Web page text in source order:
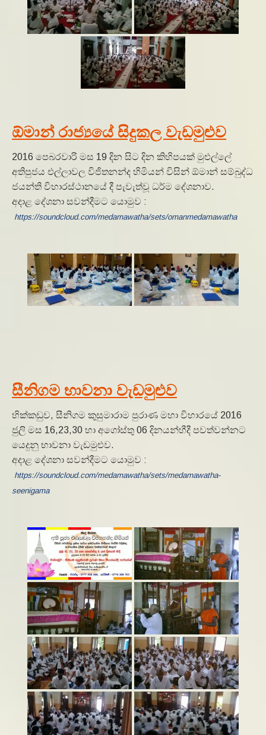
ඕමාන් රාජ්‍යයේ සිදුකල වැඩමුළුව
2016 පෙබරවාරි මස 19 දින සිට දින කිහිපයක් මුළුල්ලේ
අතිපුජය එල්ලාවල විජිතනන්ද හිමියන් විසින් ඕමාන් සම්බුද්ධ
ජයන්ති විහාරස්ථානයේ දී පැවැත්වූ ධර්ම දේශනාව.
අදාළ දේශනා සවන්දීමට යොමුව :
https://soundcloud.com/medamawatha/sets/omanmedamawatha
සීනිගම භාවනා වැඩමුළුව
හික්කඩුව, සීනිගම කුසුමාරාම පුරාණ මහා විහාරයේ 2016
ජුලි මස 16,23,30 හා අගෝස්තු 06 දිනයන්හීදී පවත්වන්නට
යෙදුනු භාවනා වැඩමුළුව.
අදාළ දේශනා සවන්දීමට යොමුව :
https://soundcloud.com/medamawatha/sets/medamawatha-
seenigama